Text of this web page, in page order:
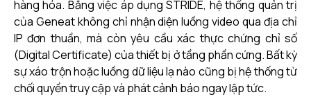
hàng hóa. Bằng việc áp dụng STRIDE, hệ thống quản trị
của Geneat không chỉ nhận diện luồng video qua địa chỉ
IP đơn thuần, mà còn yêu cầu xác thực chứng chỉ số
(Digital Certificate) của thiết bị ở tầng phần cứng. Bất kỳ
sự xáo trộn hoặc luồng dữ liệu lạ nào cũng bị hệ thống từ
chối quyền truy cập và phát cảnh báo ngay lập tức.